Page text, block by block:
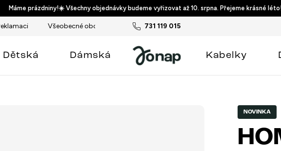
Máme prázdniny!☀️ Všechny objednávky budeme vyřizovat až 10. srpna. Přejeme krásné
731 119 015
Všeobecné obchodní podmínky Podmínky ochrany osobních údajů
Dětská Dámská Kabelky
NOVINKA